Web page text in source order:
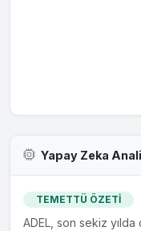
Yapay Zeka
TEMETTÜ ÖZETİ
ADEL, son sekiz